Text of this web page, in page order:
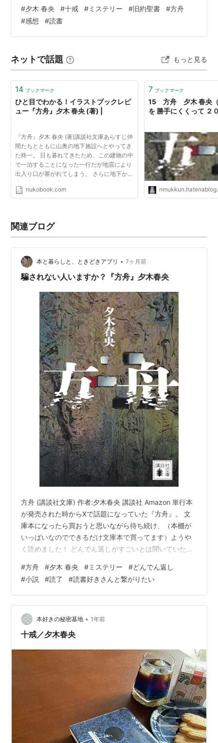
きました（今度また自分の使ってるセットアップも紹介
してみようか…） あらすじ 主人公は芸大浪人生の里英。
彼女の伯父が所有していた島へと赴きます。 伯父は不運
にしておくわけにもいかず、弟である父とともに気分転
換も兼ねて島へと向かいます。 そこに…
#夕木 春央 #十戒 #ミステリー #旧約聖書 #方舟
#感想 #読書
ネットで話題 もっと見る
14 ブックマーク
ひと目でわかる！イラストブックレビ
ュー『方舟』夕木 春央 (著) |
『方舟』夕木 春央 (著)講談社文庫あらすじ仲
間たちとともに山奥の地下施設へとやってき
た柊一。 日も暮れてきたため、この建物の中
で一泊することになった一行だが地震により
出入り口が塞がれてしまう。 さらに地下から
水が流れ水位は上がっていく。 そんな中、殺
人事件が発生。 一人を犠牲にすれば脱出でき
nukobook.com
7 ブックマーク
15 方舟 夕木 春央
を 勝手にくくって ２
関連ブログ
本と暮らしと、ときどきアプリ • 7ヶ月前
騙されない人いますか？『方舟』夕木春央
方舟 (講談社文庫) 作者:夕木春央 講談社 Amazon 単行本
が発売された時からXで話題になっていた『方舟』。 文
庫本になったら買おうと思いながら待ち続け、（本棚が
いっぱいなのでできるだけ文庫本で買ってます）ようや
く読めました！ どんでん返しがすごいとは聞いていたの
た。どんなどんでん返しが来るのかも常に想像しなが
ら。登場人物全員を疑いながら読み進めました。頭をフ
ル回転させながら読んでいたので、寝る前に読むと眠れ
なくなりました。笑 内容について触れてしまうとこれか
ら読む人は楽しめなくなると思いますので、詳しくは書
きませんが… 騙されました。ま…
#方舟 #夕木 春央 #ミステリー #どんでん返し
#小説 #読了 #読書好きさんと繋がりたい
本好きの秘密基地 • 1年前
十戒／夕木春央